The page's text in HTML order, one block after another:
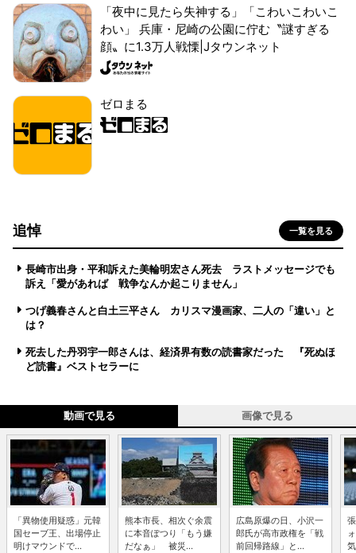
「夜中に見たら失神する」「こわいこわいこ
わい」 兵庫・尼崎の公園に佇む〝謎すぎる
顔〟に1.3万人戦慄|Jタウンネット
ゼロまる
追悼 一覧を見る
長崎市出身・平和訴えた美輪明宏さん死去 ラストメッセージでも
訴え「愛があれば 戦争なんか起こりません」
つげ義春さんと白土三平さん カリスマ漫画家、二人の「違い」と
は？
死去した丹羽宇一郎さんは、経済界有数の読書家だった 『死ぬほ
ど読書』ベストセラーに
動画で見る 画像で見る
「異物使用疑惑」元韓
国セーブ王、出場停止
明けマウンドで...
熊本市長、相次ぐ余震
に本音ぽつり「もう嫌
だなぁ」 被災...
広島原爆の日、小沢一
郎氏が高市政権を「戦
前回帰路線」と...